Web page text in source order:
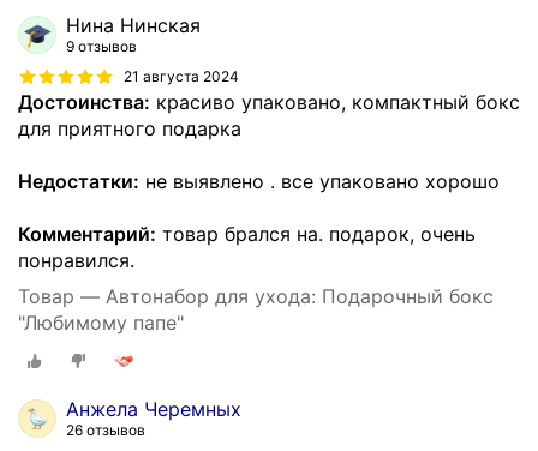
Нина Нинская
9 отзывов
21 августа 2024
Достоинства: красиво упаковано, компактный бокс
для приятного подарка
Недостатки: не выявлено . все упаковано хорошо
Комментарий: товар брался на. подарок, очень
понравился.
Товар — Автонабор для ухода: Подарочный бокс
"Любимому папе"
Анжела Черемных
26 отзывов